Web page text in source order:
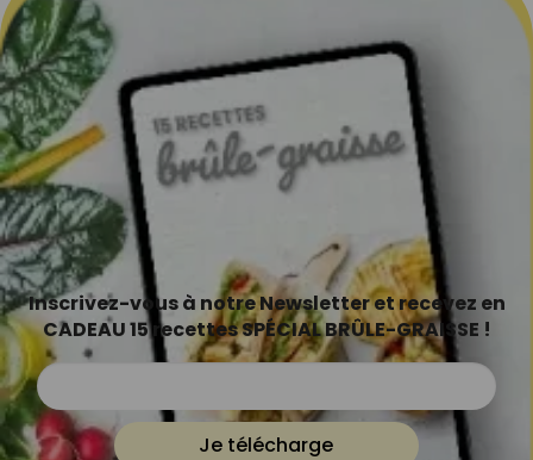
Inscrivez-vous à notre Newsletter et recevez en
CADEAU 15 recettes SPÉCIAL BRÛLE-GRAISSE !
Je télécharge